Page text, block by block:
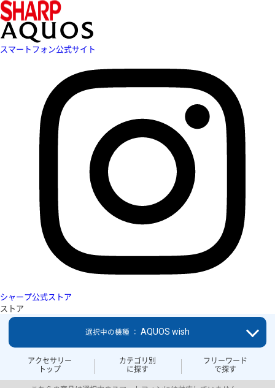
スマートフォン公式サイト
シャープ公式ストア
ストア
アクセサリー
トップ
カテゴリ別
に探す
フリーワード
で探す
選択中の機種 ： AQUOS wish